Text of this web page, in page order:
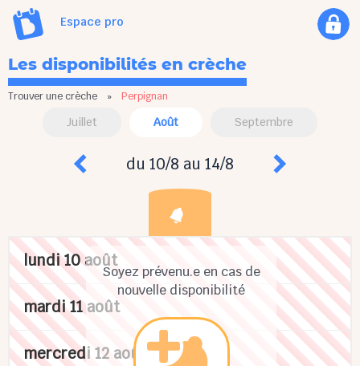
Espace pro
Les disponibilités en crèche
Trouver une crèche » Perpignan
Juillet Août Septembre
du 10/8 au 14/8
Soyez prévenu.e en cas de
nouvelle disponibilité
lundi 10 août
mardi 11 août
mercredi 12 août